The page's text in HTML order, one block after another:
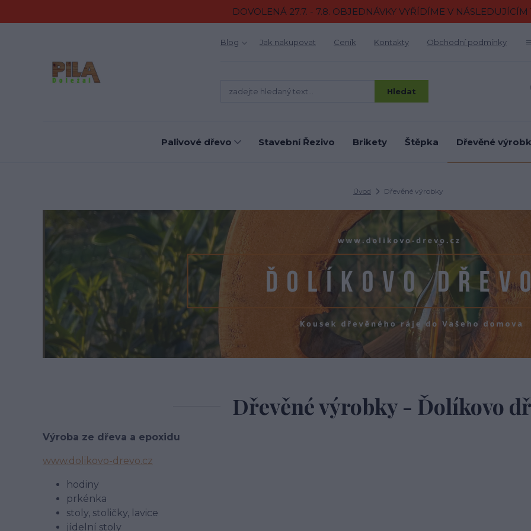
DOVOLENÁ 27.7. - 7.8. OBJEDNÁVKY VYŘÍDÍME V
Blog Jak nakupovat Ceník Kontakty Obchodní podmínky
Hledat
Palivové dřevo Stavební Řezivo Brikety Štěpka Dřevěné
Úvod Dřevěné výrobky
Dřevěné výrobky - Ďolíkovo
Výroba ze dřeva a epoxidu
www.dolikovo-drevo.cz
hodiny
prkénka
stoly, stoličky, lavice
jídelní stoly